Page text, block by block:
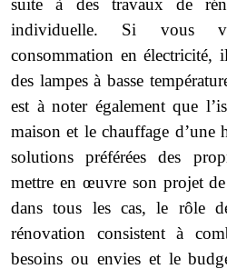
suite à des travaux de
individuelle. Si vous
consommation en électricité,
des lampes à basse
est à noter également que
maison et le chauffage d’une
solutions préférées des
mettre en œuvre son projet
dans tous les cas, le rôle
rénovation consistent à
besoins ou envies et le